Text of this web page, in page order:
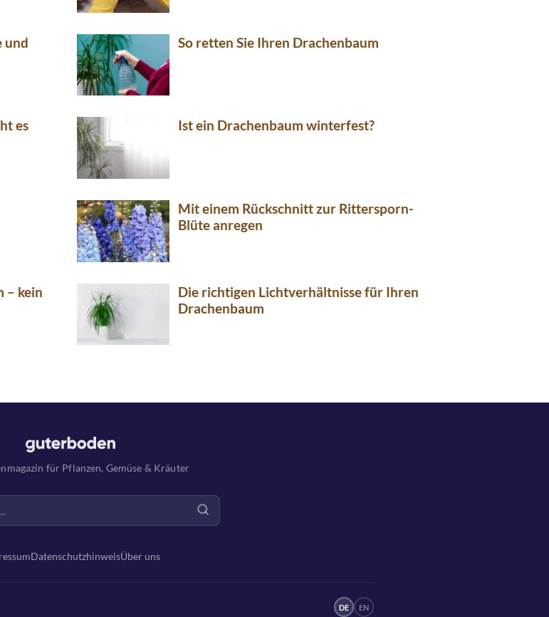
und
So retten Sie Ihren Drachenbaum
es
Ist ein Drachenbaum winterfest?
Mit einem Rückschnitt zur Rittersporn-
Blüte anregen
– kein
Die richtigen Lichtverhältnisse für Ihren
Drachenbaum
für Pflanzen, Gemüse & Kräuter
DatenschutzhinweisÜber uns
DE EN